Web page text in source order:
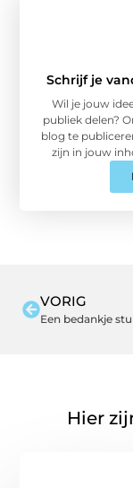
Schrijf je
Wil je jouw
publiek delen?
blog te
zijn in jouw
VORIG
Een bedankje
Hier